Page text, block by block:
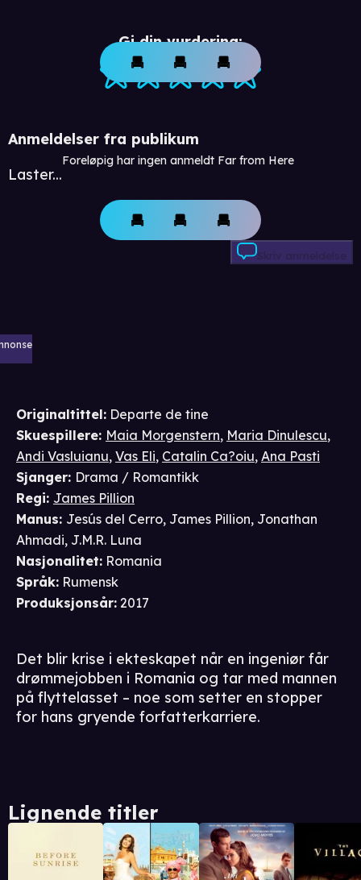
Gi din vurdering:
Anmeldelser fra publikum
Laster...
Foreløpig har ingen anmeldt Far from Here
Skriv anmeldelse
Originaltittel: Departe de tine
Skuespillere: Maia Morgenstern, Maria Dinulescu,
Andi Vasluianu, Vas Eli, Catalin Ca?oiu, Ana Pasti
Sjanger: Drama / Romantikk
Regi: James Pillion
Manus: Jesús del Cerro, James Pillion, Jonathan
Ahmadi, J.M.R. Luna
Nasjonalitet: Romania
Språk: Rumensk
Produksjonsår: 2017
Det blir krise i ekteskapet når en ingeniør får
drømmejobben i Romania og tar med mannen
på flyttelasset – noe som setter en stopper
for hans gryende forfatterkarriere.
Lignende titler